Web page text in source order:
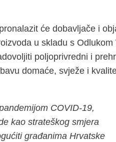
će dobavljače i
u skladu s Odlukom
poljoprivredni i
domaće, svježe i
COVID-19,
kao strateškog smjera
građanima Hrvatske